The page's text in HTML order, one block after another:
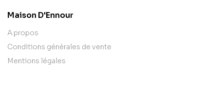
Maison D'Ennour
A propos
Conditions générales de vente
Mentions légales